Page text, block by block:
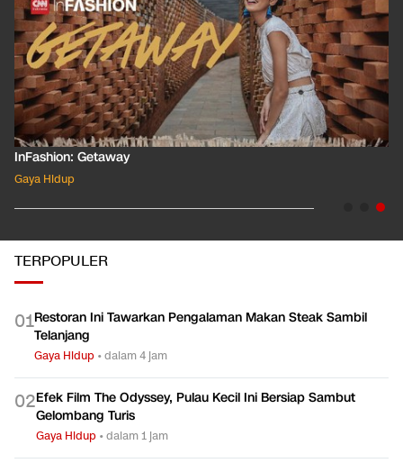
InFashion: Masking the Ox
Gaya Hidup
TERPOPULER
01Restoran Ini Tawarkan Pengalaman Makan Steak Sambil
Telanjang
Gaya Hidup •dalam 4 jam
02Efek Film The Odyssey, Pulau Kecil Ini Bersiap Sambut
Gelombang Turis
Gaya Hidup •dalam 1 jam